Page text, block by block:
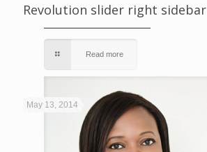
Revolution slider right sidebar
Read more
May 13, 2014